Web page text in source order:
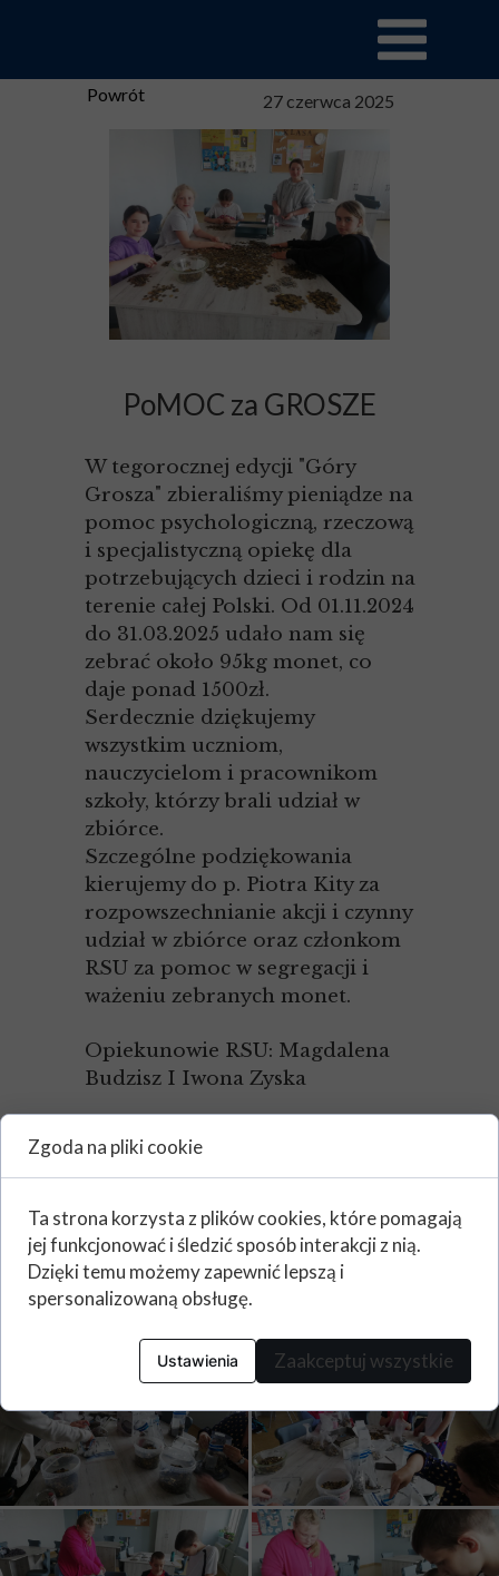
Powrót 27 czerwca 2025
PoMOC za GROSZE
W tegorocznej edycji "Góry
Grosza" zbieraliśmy pieniądze na
pomoc psychologiczną, rzeczową
i specjalistyczną opiekę dla
potrzebujących dzieci i rodzin na
terenie całej Polski. Od 01.11.2024
do 31.03.2025 udało nam się
zebrać około 95kg monet, co
daje ponad 1500zł.
Serdecznie dziękujemy
wszystkim uczniom,
nauczycielom i pracownikom
szkoły, którzy brali udział w
zbiórce.
Szczególne podziękowania
kierujemy do p. Piotra Kity za
rozpowszechnianie akcji i czynny
udział w zbiórce oraz członkom
RSU za pomoc w segregacji i
ważeniu zebranych monet.
Opiekunowie RSU: Magdalena
Budzisz I Iwona Zyska
Zgoda na pliki cookie
Ta strona korzysta z plików cookies, które pomagają
jej funkcjonować i śledzić sposób interakcji z nią.
Dzięki temu możemy zapewnić lepszą i
spersonalizowaną obsługę.
Ustawienia Zaakceptuj wszystkie